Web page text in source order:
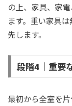
の上、家具、家
ます。重い家具
先します。
段階4｜重要
最初から全室を